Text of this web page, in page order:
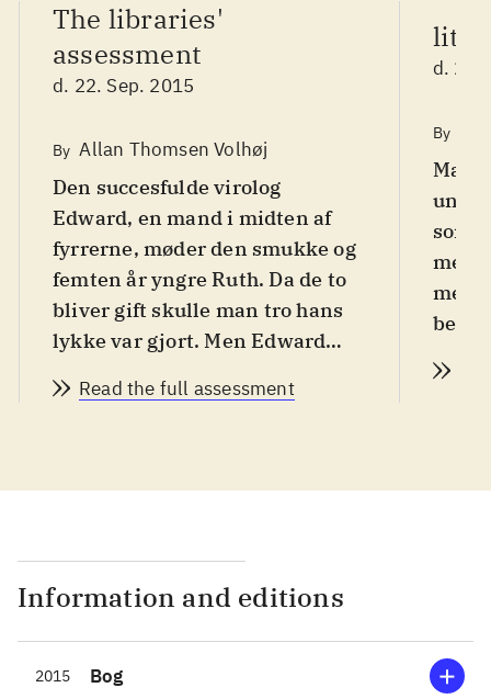
The libraries'
assessment
d. 22. Sep. 2015
By Allan Thomsen Volhøj
Den succesfulde virolog
Edward, en mand i midten af
fyrrerne, møder den smukke og
femten år yngre Ruth. Da de to
bliver gift skulle man tro hans
lykke var gjort. Men Edward
roman til læsere af bøger om
Tommy Wieringa kommer vi
livet, hvor alt tilsyneladende
ser ud til at have flasket sig. I
virologiforskeren Edward, der
gennem en lynkarriere, hurtigt
Read the full assessment
d. 21.
By
ung
som
med
en
Information and editions
2015 Bog